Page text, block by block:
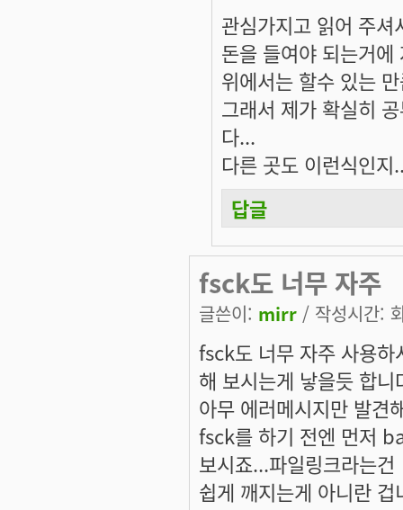
관심가지고 읽어 주셔
돈을 들여야 되는거
위에서는 할수 있는
그래서 제가 확실히
다...
다른 곳도 이런식인
답글
fsck도 너무 자주
글쓴이: mirr / 작성시간:
fsck도 너무 자주 사용하
해 보시는게 낳을듯 합니
아무 에러메시지만 발견
fsck를 하기 전엔 먼저
보시죠...파일링크라는건
쉽게 깨지는게 아니란